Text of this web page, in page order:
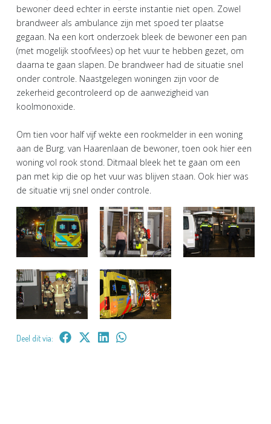
bewoner deed echter in eerste instantie niet open. Zowel
brandweer als ambulance zijn met spoed ter plaatse
gegaan. Na een kort onderzoek bleek de bewoner een pan
(met mogelijk stoofvlees) op het vuur te hebben gezet, om
daarna te gaan slapen. De brandweer had de situatie snel
onder controle. Naastgelegen woningen zijn voor de
zekerheid gecontroleerd op de aanwezigheid van
koolmonoxide.
Om tien voor half vijf wekte een rookmelder in een woning
aan de Burg. van Haarenlaan de bewoner, toen ook hier een
woning vol rook stond. Ditmaal bleek het te gaan om een
pan met kip die op het vuur was blijven staan. Ook hier was
de situatie vrij snel onder controle.
Deel dit via: